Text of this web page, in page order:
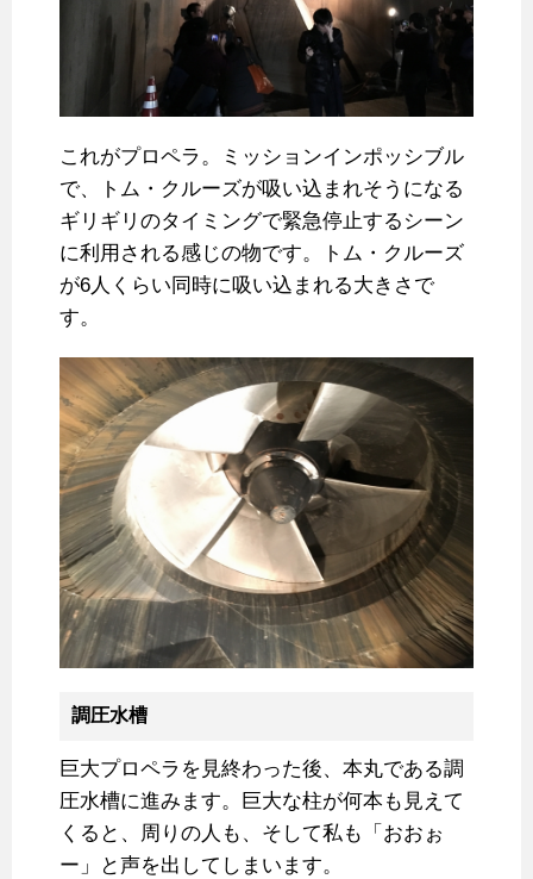
これがプロペラ。ミッションインポッシブル
で、トム・クルーズが吸い込まれそうになる
ギリギリのタイミングで緊急停止するシーン
に利用される感じの物です。トム・クルーズ
が6人くらい同時に吸い込まれる大きさで
す。
調圧水槽
巨大プロペラを見終わった後、本丸である調
圧水槽に進みます。巨大な柱が何本も見えて
くると、周りの人も、そして私も「おおぉ
ー」と声を出してしまいます。